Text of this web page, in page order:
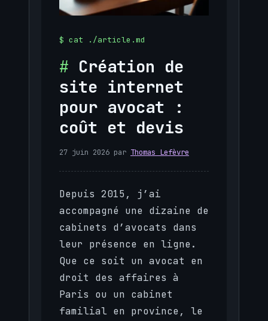
Création de
site internet
pour avocat :
coût et devis
27 juin 2026 par Thomas Lefèvre
Depuis 2015, j’ai
accompagné une dizaine de
cabinets d’avocats dans
leur présence en ligne.
Que ce soit un avocat en
droit des affaires à
Paris ou un cabinet
familial en province, le